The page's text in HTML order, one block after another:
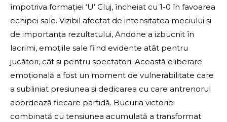
împotriva formației ‘U’ Cluj, încheiat cu 1-0 în favoarea
echipei sale. Vizibil afectat de intensitatea meciului și
de importanța rezultatului, Andone a izbucnit în
lacrimi, emoțiile sale fiind evidente atât pentru
jucători, cât și pentru spectatori. Această eliberare
emoțională a fost un moment de vulnerabilitate care
a subliniat presiunea și dedicarea cu care antrenorul
abordează fiecare partidă. Bucuria victoriei
combinată cu tensiunea acumulată a transformat